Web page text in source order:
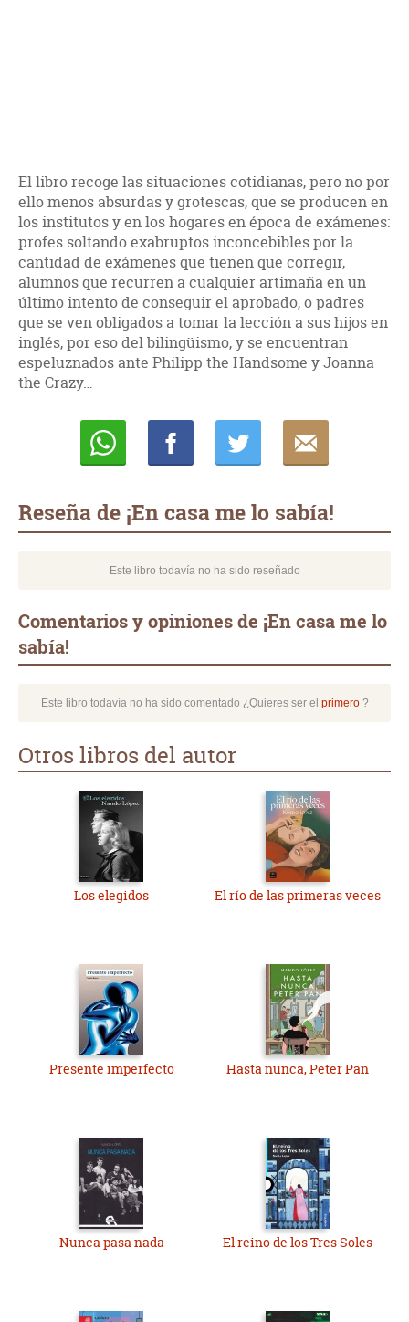
El libro recoge las situaciones cotidianas, pero no por
ello menos absurdas y grotescas, que se producen en
los institutos y en los hogares en época de exámenes:
profes soltando exabruptos inconcebibles por la
cantidad de exámenes que tienen que corregir,
alumnos que recurren a cualquier artimaña en un
último intento de conseguir el aprobado, o padres
que se ven obligados a tomar la lección a sus hijos en
inglés, por eso del bilingüismo, y se encuentran
espeluznados ante Philipp the Handsome y Joanna
the Crazy…
Reseña de ¡En casa me lo sabía!
Este libro todavía no ha sido reseñado
Comentarios y opiniones de ¡En casa me lo
sabía!
Este libro todavía no ha sido comentado ¿Quieres ser el primero?
Otros libros del autor
Los elegidos El río de las primeras veces
Presente imperfecto Hasta nunca, Peter Pan
Nunca pasa nada El reino de los Tres Soles